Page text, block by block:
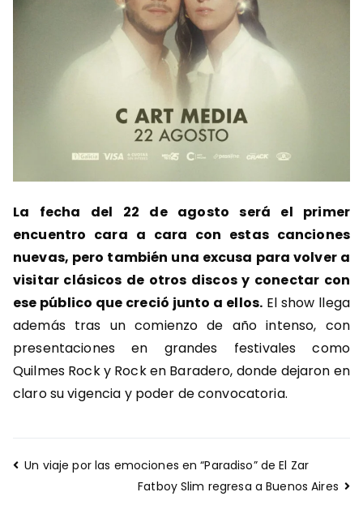
La fecha del 22 de agosto será el primer
encuentro cara a cara con estas canciones
nuevas, pero también una excusa para volver a
visitar clásicos de otros discos y conectar con
ese público que creció junto a ellos. El show llega
además tras un comienzo de año intenso, con
presentaciones en grandes festivales como
Quilmes Rock y Rock en Baradero, donde dejaron en
claro su vigencia y poder de convocatoria.
Navegación
Un viaje por las emociones en “Paradiso” de El Zar
Fatboy Slim regresa a Buenos Aires